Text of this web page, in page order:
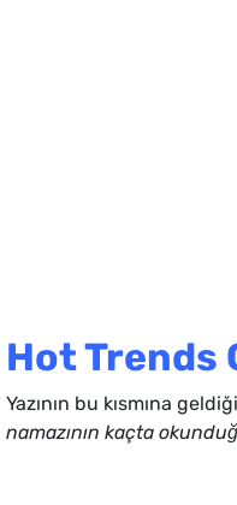
Hot Trends
Yazının bu kısmına
namazının kaçta